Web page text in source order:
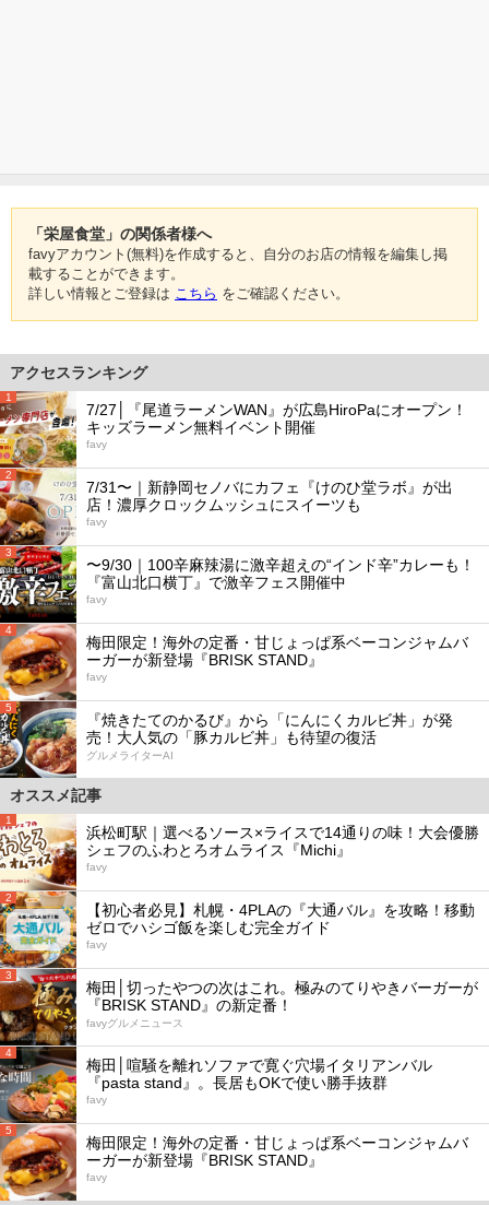
「栄屋食堂」の関係者様へ
favyアカウント(無料)を作成すると、自分のお店の情報を編集し掲
載することができます。
詳しい情報とご登録は こちら をご確認ください。
アクセスランキング
1
7/27│『尾道ラーメンWAN』が広島HiroPaにオープン！
キッズラーメン無料イベント開催
favy
2
7/31〜｜新静岡セノバにカフェ『けのひ堂ラボ』が出
店！濃厚クロックムッシュにスイーツも
favy
3
〜9/30｜100辛麻辣湯に激辛超えの“インド辛”カレーも！
『富山北口横丁』で激辛フェス開催中
favy
4
梅田限定！海外の定番・甘じょっぱ系ベーコンジャムバ
ーガーが新登場『BRISK STAND』
favy
5
『焼きたてのかるび』から「にんにくカルビ丼」が発
売！大人気の「豚カルビ丼」も待望の復活
グルメライターAI
オススメ記事
1
浜松町駅｜選べるソース×ライスで14通りの味！大会優勝
シェフのふわとろオムライス『Michi』
favy
2
【初心者必見】札幌・4PLAの『大通バル』を攻略！移動
ゼロでハシゴ飯を楽しむ完全ガイド
favy
3
梅田│切ったやつの次はこれ。極みのてりやきバーガーが
『BRISK STAND』の新定番！
favyグルメニュース
4
梅田│喧騒を離れソファで寛ぐ穴場イタリアンバル
『pasta stand』。長居もOKで使い勝手抜群
favy
5
梅田限定！海外の定番・甘じょっぱ系ベーコンジャムバ
ーガーが新登場『BRISK STAND』
favy